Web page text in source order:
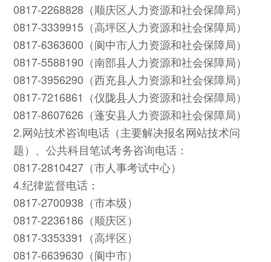
0817-2268828（顺庆区人力资源和社会保障局）
0817-3339915（高坪区人力资源和社会保障局）
0817-6363600（阆中市人力资源和社会保障局）
0817-5588190（南部县人力资源和社会保障局）
0817-3956290（西充县人力资源和社会保障局）
0817-7216861（仪陇县人力资源和社会保障局）
0817-8607626（蓬安县人力资源和社会保障局）
2.网站技术咨询电话（主要解决报名网站技术问
题）、公共科目笔试考务咨询电话：
0817-2810427（市人事考试中心）
4.纪律监督电话：
0817-2700938（市本级）
0817-2236186（顺庆区）
0817-3353391（高坪区）
0817-6639630（阆中市）